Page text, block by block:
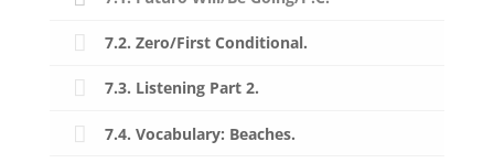
7.2. Zero/First Conditional.
7.3. Listening Part 2.
7.4. Vocabulary: Beaches.